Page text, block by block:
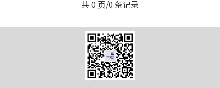
共 0 页/0 条记录